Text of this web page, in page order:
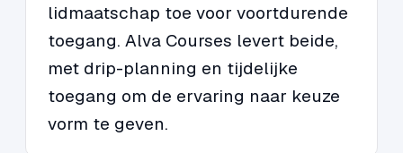
lidmaatschap toe voor voortdurende
toegang. Alva Courses levert beide,
met drip-planning en tijdelijke
toegang om de ervaring naar keuze
vorm te geven.